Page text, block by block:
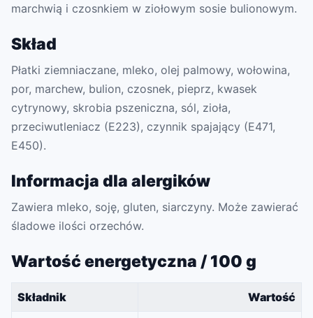
marchwią i czosnkiem w ziołowym sosie bulionowym.
Skład
Płatki ziemniaczane, mleko, olej palmowy, wołowina,
por, marchew, bulion, czosnek, pieprz, kwasek
cytrynowy, skrobia pszeniczna, sól, zioła,
przeciwutleniacz (E223), czynnik spajający (E471,
E450).
Informacja dla alergików
Zawiera mleko, soję, gluten, siarczyny. Może zawierać
śladowe ilości orzechów.
Wartość energetyczna / 100 g
Składnik Wartość